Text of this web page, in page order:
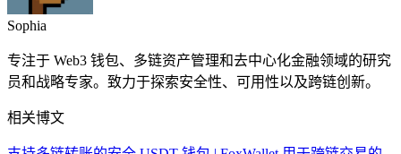
Sophia
专注于 Web3 钱包、多链资产管理和去中心化金融领域的研究
员和战略专家。致力于探索安全性、可用性以及跨链创新。
相关博文